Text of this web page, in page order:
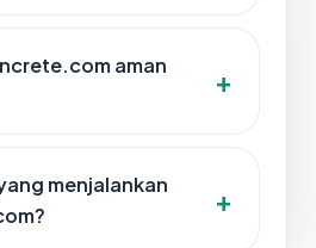
aman
menjalankan